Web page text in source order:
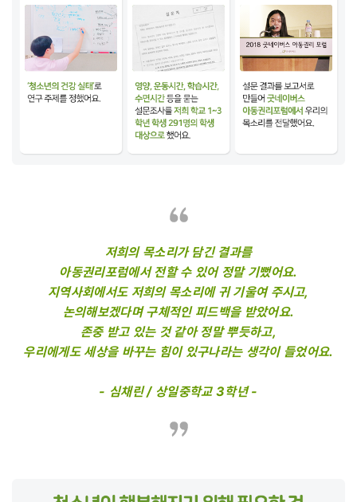
저희의 목소리가 담긴 결과를
아동권리포럼에서 전할 수 있어 정말 기뻤어요.
지역사회에서도 저희의 목소리에 귀 기울여 주시고,
논의해보겠다며 구체적인 피드백을 받았어요.
존중 받고 있는 것 같아 정말 뿌듯하고,
우리에게도 세상을 바꾸는 힘이 있구나라는 생각이 들었어요.
- 심채린 / 상일중학교 3학년 -